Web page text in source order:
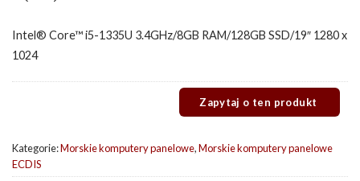
Intel® Core™ i5-1335U 3.4GHz/8GB RAM/128GB SSD/19″ 1280 x
1024
Kategorie:Morskie komputery panelowe,Morskie komputery panelowe
ECDIS